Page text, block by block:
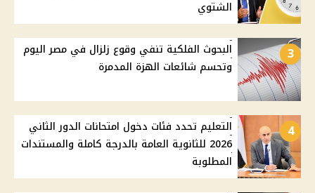
الشتوي
3
البحوث الفلكية تنفي وقوع زلزال في مصر اليوم
وتحسم شائعات الهزة المدمرة
4
التعليم تحدد فئات دخول امتحانات الدور الثاني
2026 للثانوية العامة بالدرجة كاملة والمستندات
المطلوبة